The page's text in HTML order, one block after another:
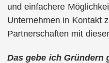
und einfachere
Unternehmen in Kontakt
Partnerschaften mit
Das gebe ich Gründern